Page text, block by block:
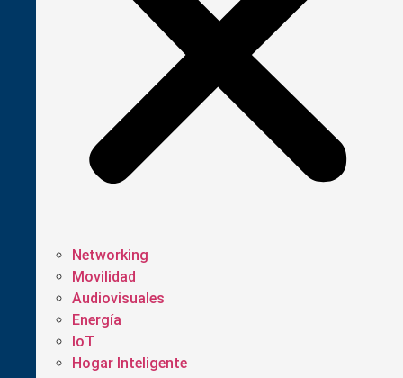
Networking
Movilidad
Audiovisuales
Energía
IoT
Hogar Inteligente